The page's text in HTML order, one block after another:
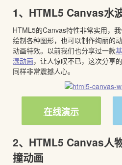
1、HTML5 Canvas水
HTML5的Canvas特性非常实用，
绘制各种图形，也可以制作绚丽的
动画特效。以前我们也分享过一款
漾动画，让人惊叹不已，这次分享
同样非常震撼人心。
在线演示
2、HTML5 Canvas人
撞动画